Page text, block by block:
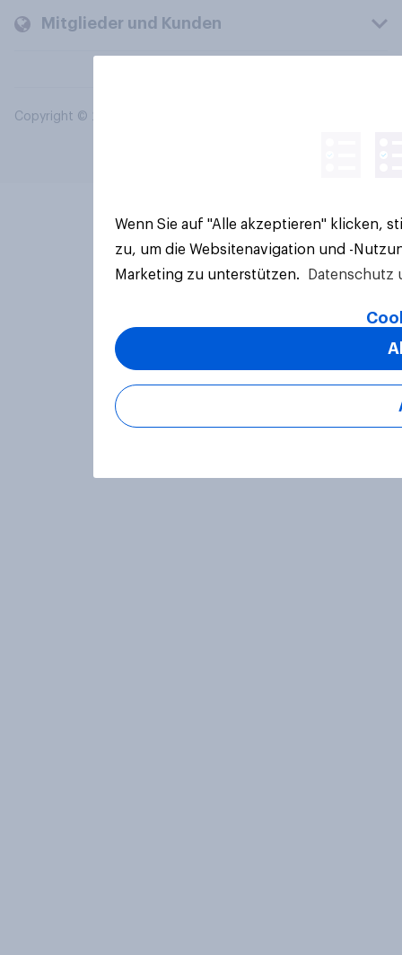
Mitglieder und Kunden
Copyright © 2026 YouGov PLC. Alle Rechte vorbehalten.
Wenn Sie auf "Alle akzeptieren" klicken,
zu, um die Websitenavigation und -
Marketing zu unterstützen.
Datenschutz